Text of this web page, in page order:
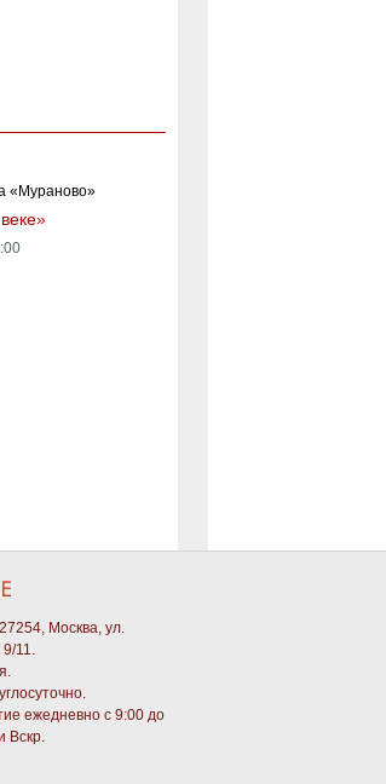
Москва, ул.
11.
ежедневно с 9:00 до
Вскр.